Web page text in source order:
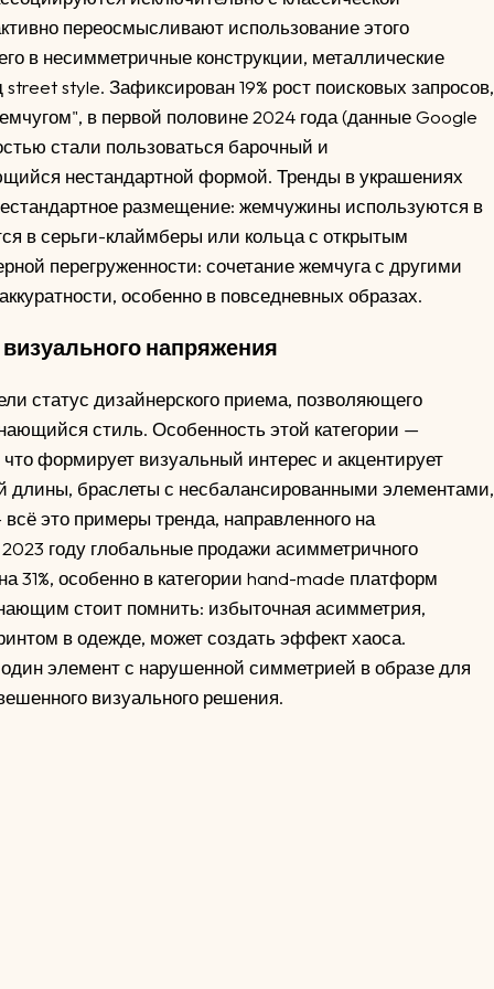
переосмысливают использование этого
в несимметричные конструкции, металлические
style. Зафиксирован 19% рост поисковых запросов,
в первой половине 2024 года (данные Google
стали пользоваться барочный и
нестандартной формой. Тренды в украшениях
размещение: жемчужины используются в
в серьги-клаймберы или кольца с открытым
перегруженности: сочетание жемчуга с другими
особенно в повседневных образах.
напряжения
статус дизайнерского приема, позволяющего
стиль. Особенность этой категории —
формирует визуальный интерес и акцентирует
длины, браслеты с несбалансированными элементами,
это примеры тренда, направленного на
году глобальные продажи асимметричного
31%, особенно в категории hand-made платформ
стоит помнить: избыточная асимметрия,
в одежде, может создать эффект хаоса.
элемент с нарушенной симметрией в образе для
визуального решения.